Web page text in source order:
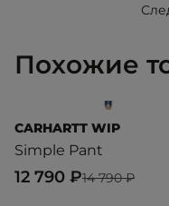
Похожие
CARHARTT WIP
Simple Pant
14 790 ₽
12 790 ₽